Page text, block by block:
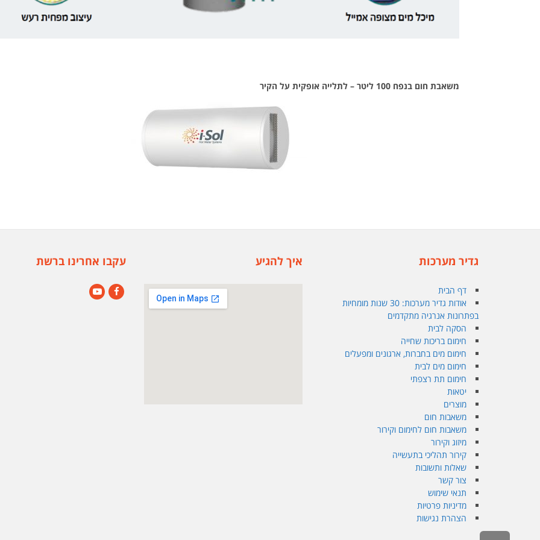
משאבת חום בנפח 100 ליטר – לתלייה אופקית על הקיר
גדיר מערכות
דף הבית
אודות גדיר מערכות: 30 שנות מומחיות
בפתרונות אנרגיה מתקדמים
הסקה לבית
חימום בריכות שחייה
חימום מים בחברות, ארגונים ומפעלים
חימום מים לבית
חימום תת רצפתי
יטאות
מוצרים
משאבות חום
משאבות חום לחימום וקירור
מיזוג וקירור
קירור תהליכי בתעשייה
שאלות ותשובות
צור קשר
תנאי שימוש
מדיניות פרטיות
הצהרת נגישות
איך להגיע עקבו אחרינו ברשת